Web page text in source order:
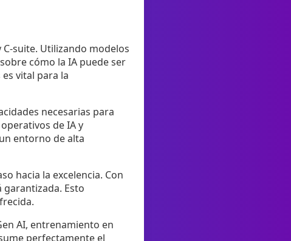
suite. Utilizando modelos
cómo la IA puede ser
vital para la
necesarias para
de IA y
entorno de alta
hacia la excelencia. Con
Esto
AI, entrenamiento en
perfectamente el